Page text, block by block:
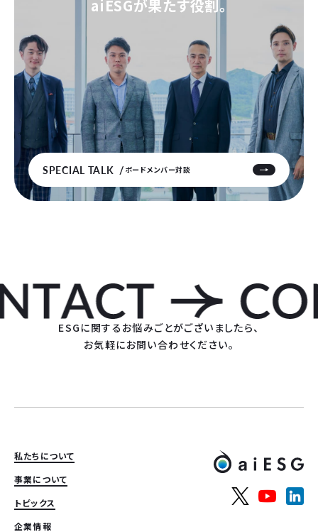
aiESGが果たす役割。
SPECIAL TALK ボードメンバー対談
ESGに関するお悩みごとがございましたら、
お気軽にお問い合わせください。
私たちについて
事業について
トピックス
企業情報